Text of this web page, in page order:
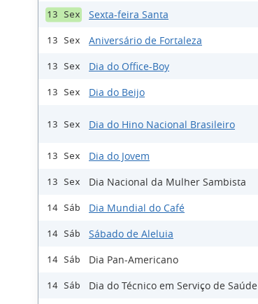
13 Sex Sexta-feira Santa
13 Sex Aniversário de Fortaleza
13 Sex Dia do Office-Boy
13 Sex Dia do Beijo
13 Sex Dia do Hino Nacional Brasileiro
13 Sex Dia do Jovem
13 Sex Dia Nacional da Mulher Sambista
14 Sáb Dia Mundial do Café
14 Sáb Sábado de Aleluia
14 Sáb Dia Pan-Americano
14 Sáb Dia do Técnico em Serviço de Saúde